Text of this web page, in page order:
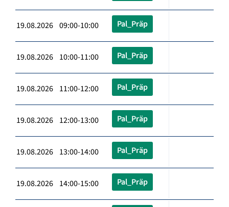
19.08.2026 09:00-10:00 Pal_Präp
19.08.2026 10:00-11:00 Pal_Präp
19.08.2026 11:00-12:00 Pal_Präp
19.08.2026 12:00-13:00 Pal_Präp
19.08.2026 13:00-14:00 Pal_Präp
19.08.2026 14:00-15:00 Pal_Präp